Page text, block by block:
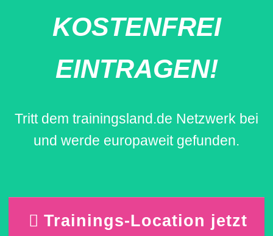
KOSTENFREI
EINTRAGEN!
Tritt dem trainingsland.de Netzwerk bei
und werde europaweit gefunden.
Trainings-Location jetzt